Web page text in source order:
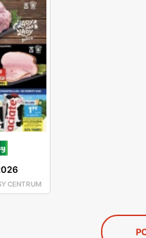
by pójść na
CENTRUM